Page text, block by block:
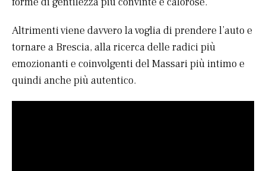
Altrimenti viene davvero la voglia di prendere l’auto e
tornare a Brescia, alla ricerca delle radici più
emozionanti e coinvolgenti del Massari più intimo e
quindi anche più autentico.